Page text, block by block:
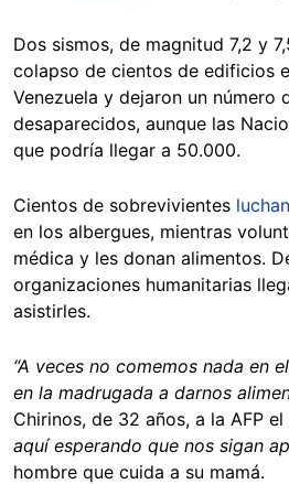
Dos sismos, de magnitud 7,2 y
colapso de cientos de edificios
Venezuela y dejaron un número
desaparecidos, aunque las
que podría llegar a 50.000.
Cientos de sobrevivientes luchan
en los albergues, mientras
médica y les donan alimentos.
organizaciones humanitarias
asistirles.
“A veces no comemos nada en
en la madrugada a darnos
Chirinos, de 32 años, a la AFP
aquí esperando que nos sigan
hombre que cuida a su mamá.